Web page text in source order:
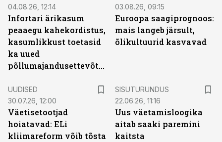
04.08.26, 12:14
Infortari ärikasum
peaaegu kahekordistus,
kasumlikkust toetasid
ka uued
põllumajandusettevõtted
03.08.26, 09:15
Euroopa saagiprognoos:
mais langeb järsult,
õlikultuurid kasvavad
UUDISED
30.07.26, 12:00
Väetisetootjad
hoiatavad: ELi
kliimareform võib tõsta
SISUTURUNDUS
22.06.26, 11:16
Uus väetamisloogika
aitab saaki paremini
kaitsta